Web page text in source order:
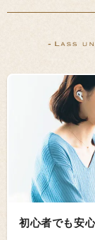
-
初心者でも安